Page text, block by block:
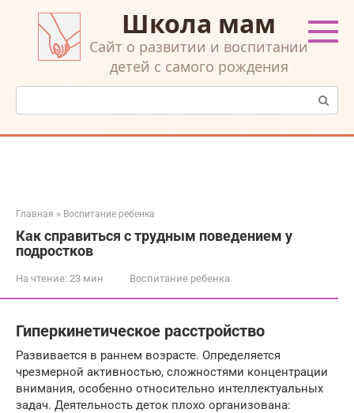
контенту
Школа мам
Cайт о развитии и воспитании
детей с самого рождения
Поиск:
Главная » Воспитание ребенка
Как справиться с трудным поведением у
подростков
На чтение: 23 мин Воспитание ребенка
Гиперкинетическое расстройство
Развивается в раннем возрасте. Определяется
чрезмерной активностью, сложностями концентрации
внимания, особенно относительно интеллектуальных
задач. Деятельность деток плохо организована: